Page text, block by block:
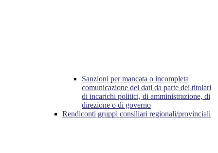
Sanzioni per mancata o incompleta
comunicazione dei dati da parte dei titolari
di incarichi politici, di amministrazione, di
direzione o di governo
Rendiconti gruppi consiliari regionali/provinciali